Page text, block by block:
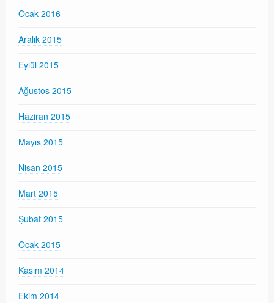
Ocak 2016
Aralık 2015
Eylül 2015
Ağustos 2015
Haziran 2015
Mayıs 2015
Nisan 2015
Mart 2015
Şubat 2015
Ocak 2015
Kasım 2014
Ekim 2014